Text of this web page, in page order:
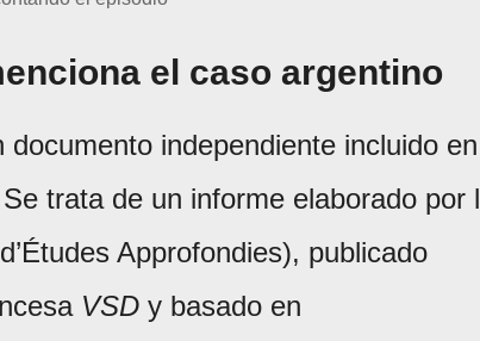
el caso argentino
independiente incluido en
trata de un informe elaborado por
Approfondies), publicado
VSD y basado en